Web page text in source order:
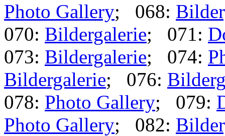
Photo Gallery; 068:
070: Bildergalerie; 071:
073: Bildergalerie; 074:
Bildergalerie; 076:
078: Photo Gallery; 079:
Photo Gallery; 082: